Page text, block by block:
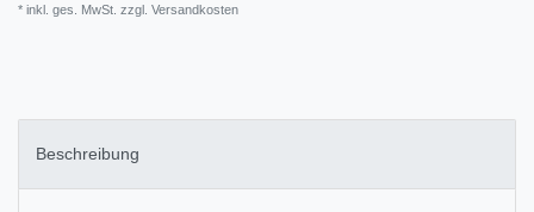
* inkl. ges. MwSt. zzgl. Versandkosten
Beschreibung